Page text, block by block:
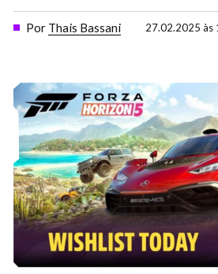
Por Thais Bassani 27.02.2025 às